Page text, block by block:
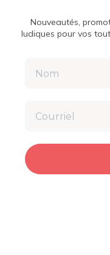
Nouveautés,
ludiques pour vos